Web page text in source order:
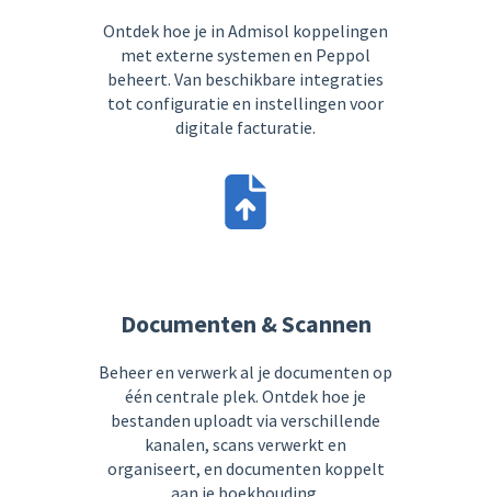
Ontdek hoe je in Admisol koppelingen
met externe systemen en Peppol
beheert. Van beschikbare integraties
tot configuratie en instellingen voor
digitale facturatie.
Documenten & Scannen
Beheer en verwerk al je documenten op
één centrale plek. Ontdek hoe je
bestanden uploadt via verschillende
kanalen, scans verwerkt en
organiseert, en documenten koppelt